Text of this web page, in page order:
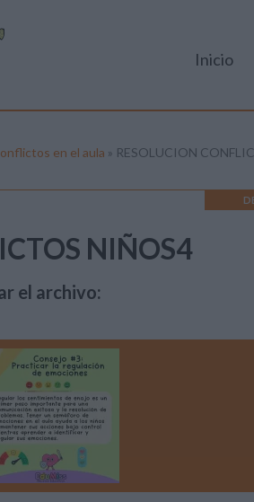
Inicio
en el aula » RESOLUCION
NIÑOS4
el archivo: